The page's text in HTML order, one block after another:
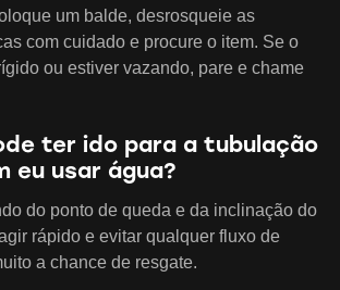
um balde, desrosqueie as
com cuidado e procure o item. Se o
ou estiver vazando, pare e chame
ter ido para a tubulação
eu usar água?
do ponto de queda e da inclinação do
rápido e evitar qualquer fluxo de
a chance de resgate.